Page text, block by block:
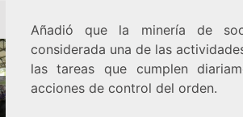
Añadió que la minería de
considerada una de las
las tareas que cumplen
acciones de control del orden.